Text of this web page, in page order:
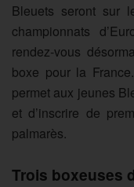
Bleuets seront sur
championnats
rendez-vous
boxe pour la
permet aux jeunes
et d’inscrire de
palmarès.
Trois boxeuses